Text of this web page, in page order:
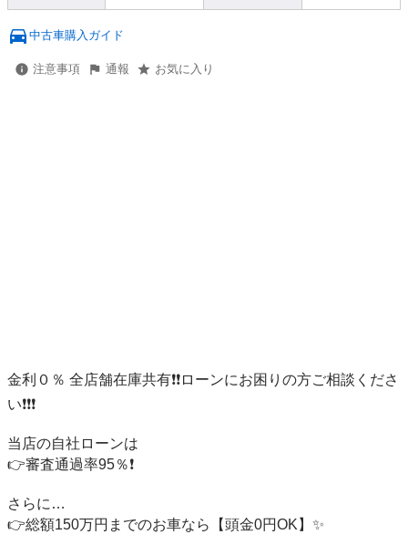
中古車購入ガイド
注意事項 通報 お気に入り
金利０％ 全店舗在庫共有❗️❗️ローンにお困りの方ご相談くださ
い❗️❗️❗️
当店の自社ローンは
👉審査通過率95％❗️
さらに…
👉総額150万円までのお車なら【頭金0円OK】✨